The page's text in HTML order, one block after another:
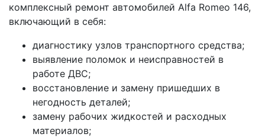
комплексный ремонт автомобилей Alfa Romeo 146,
включающий в себя:
диагностику узлов транспортного средства;
выявление поломок и неисправностей в
работе ДВС;
восстановление и замену пришедших в
негодность деталей;
замену рабочих жидкостей и расходных
материалов;